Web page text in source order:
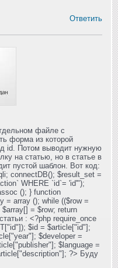
Ответить
файле с
форма из которой
id. Потом выводит нужную
на статью, но в статье в
пустой шаблон. Вот код:
connectDB(); $result_set =
WHERE `id`= 'id'");
(); } function
= array (); while (($row =
= $row; return
: <?php require_once
$id = $article["id"];
$developer =
$language =
?> Буду